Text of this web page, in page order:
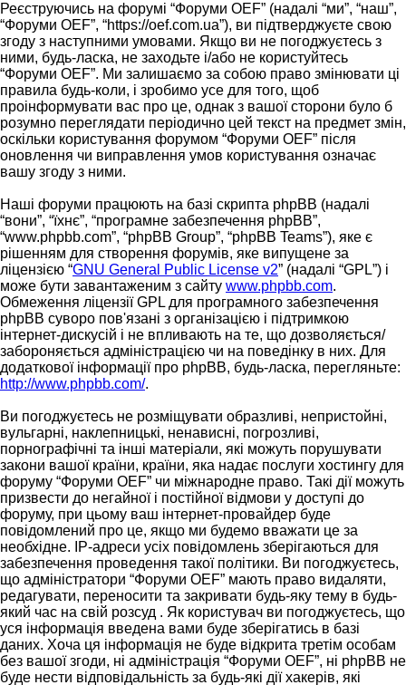
Реєструючись на форумі “Форуми OEF” (надалі “ми”, “наш”,
“Форуми OEF”, “https://oef.com.ua”), ви підтверджуєте свою
згоду з наступними умовами. Якщо ви не погоджуєтесь з
ними, будь-ласка, не заходьте і/або не користуйтесь
“Форуми OEF”. Ми залишаємо за собою право змінювати ці
правила будь-коли, і зробимо усе для того, щоб
проінформувати вас про це, однак з вашої сторони було б
розумно переглядати періодично цей текст на предмет змін,
оскільки користування форумом “Форуми OEF” після
оновлення чи виправлення умов користування означає
вашу згоду з ними.
Наші форуми працюють на базі скрипта phpBB (надалі
“вони”, “їхнє”, “програмне забезпечення phpBB”,
“www.phpbb.com”, “phpBB Group”, “phpBB Teams”), яке є
рішенням для створення форумів, яке випущене за
ліцензією “GNU General Public License v2” (надалі “GPL”) і
може бути завантаженим з сайту www.phpbb.com.
Обмеження ліцензії GPL для програмного забезпечення
phpBB суворо пов'язані з організацією і підтримкою
інтернет-дискусій і не впливають на те, що дозволяється/
забороняється адміністрацією чи на поведінку в них. Для
додаткової інформації про phpBB, будь-ласка, перегляньте:
http://www.phpbb.com/.
Ви погоджуєтесь не розміщувати образливі, непристойні,
вульгарні, наклепницькі, ненависні, погрозливі,
порнографічні та інші матеріали, які можуть порушувати
закони вашої країни, країни, яка надає послуги хостингу для
форуму “Форуми OEF” чи міжнародне право. Такі дії можуть
призвести до негайної і постійної відмови у доступі до
форуму, при цьому ваш інтернет-провайдер буде
повідомлений про це, якщо ми будемо вважати це за
необхідне. IP-адреси усіх повідомлень зберігаються для
забезпечення проведення такої політики. Ви погоджуєтесь,
що адміністратори “Форуми OEF” мають право видаляти,
редагувати, переносити та закривати будь-яку тему в будь-
який час на свій розсуд . Як користувач ви погоджуєтесь, що
уся інформація введена вами буде зберігатись в базі
даних. Хоча ця інформація не буде відкрита третім особам
без вашої згоди, ні адміністрація “Форуми OEF”, ні phpBB не
буде нести відповідальність за будь-які дії хакерів, які